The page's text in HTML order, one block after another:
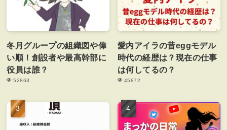
冬月グループの組織図や偉
い順！創設者や最高幹部に
役員は誰？
52863
愛内アイラの昔eggモデル
時代の経歴は？現在の仕事
は何してるの？
45872